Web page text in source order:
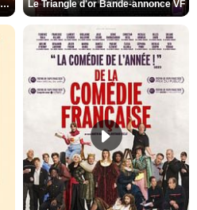
L'Odyssée Bande-annonce VO STFR Le Triangle d'or Bande-annonce VF